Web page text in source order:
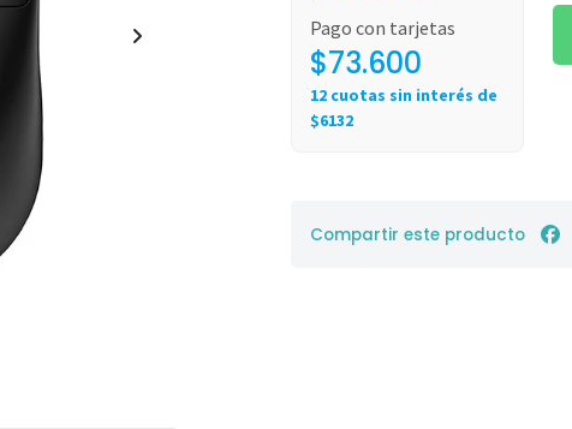
Pago con tarjetas
$73.600
12 cuotas sin interés de
$6132
Compartir este producto